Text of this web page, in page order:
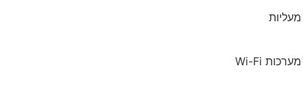
מעליות
מערכות Wi-Fi